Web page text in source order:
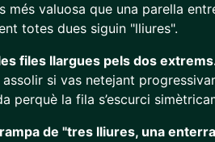
més valuosa que una parella
totes dues siguin "lliures".
files llargues pels dos
si vas netejant
perquè la fila s’escurci
de "tres lliures, una